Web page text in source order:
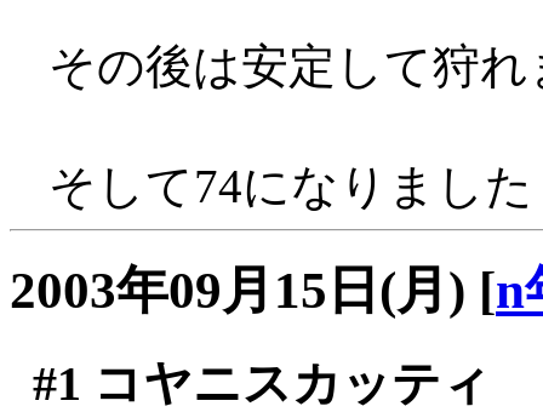
その後は安定して狩
そして74になりまし
2003年09月15日(月) [n
#1 コヤニスカッティ